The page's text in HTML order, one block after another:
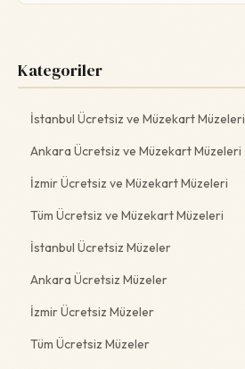
Kategoriler
İstanbul Ücretsiz ve Müzekart Müzeleri
Ankara Ücretsiz ve Müzekart Müzeleri
İzmir Ücretsiz ve Müzekart Müzeleri
Tüm Ücretsiz ve Müzekart Müzeleri
İstanbul Ücretsiz Müzeler
Ankara Ücretsiz Müzeler
İzmir Ücretsiz Müzeler
Tüm Ücretsiz Müzeler